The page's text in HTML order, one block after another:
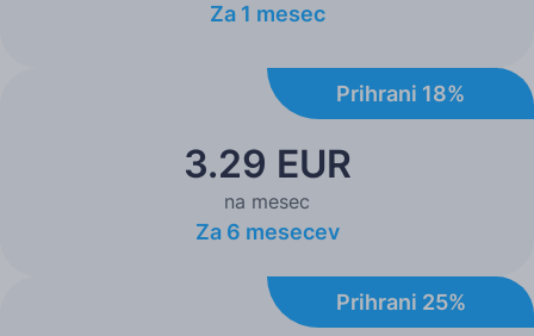
Za 1 mesec
Prihrani 18%
3.29 EUR
na mesec
Za 6 mesecev
Prihrani 25%